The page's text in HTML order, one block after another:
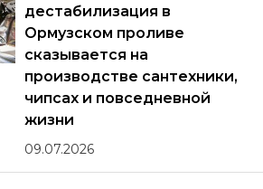
дестабилизация в
Ормузском проливе
сказывается на
производстве сантехники,
чипсах и повседневной
жизни
09.07.2026